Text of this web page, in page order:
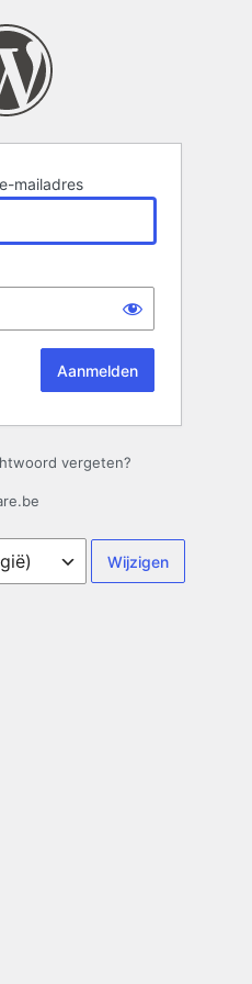
mailadres
vergeten?